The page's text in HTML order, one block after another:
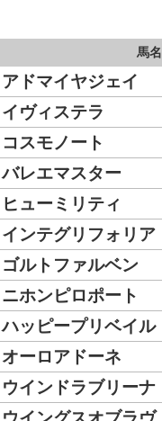
馬名
アドマイヤジェイ
イヴィステラ
コスモノート
バレエマスター
ヒューミリティ
インテグリフォリア
ゴルトファルベン
ニホンピロポート
ハッピープリベイル
オーロアドーネ
ウインドラブリーナ